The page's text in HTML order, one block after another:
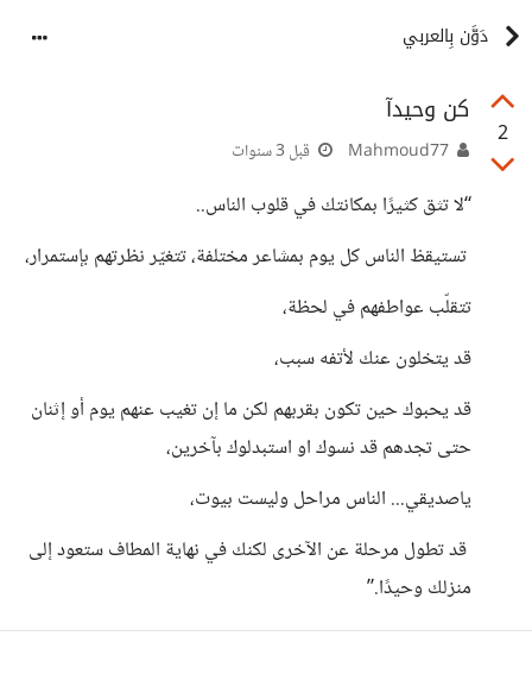
دَوَّن بِالعربي
2
كن وحيدآ
قبل 3 سنوات
“لا تثق كثيرًا بمكانتك في قلوب الناس..
تستيقظ الناس كل يوم بمشاعر مختلفة، تتغيّر نظرتهم بإستمرار،
تتقلّب عواطفهم في لحظة،
قد يتخلون عنك لأتفه سبب،
قد يحبوك حين تكون بقربهم لكن ما إن تغيب عنهم يوم أو إثنان
حتى تجدهم قد نسوك او استبدلوك بآخرين،
ياصديقي... الناس مراحل وليست بيوت،
قد تطول مرحلة عن الآخرى لكنك في نهاية المطاف ستعود إلى
منزلك وحيدًا.”